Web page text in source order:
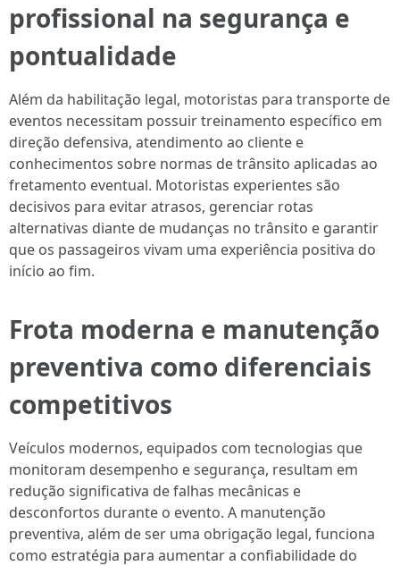
profissional na segurança e
pontualidade
Além da habilitação legal, motoristas para transporte de
eventos necessitam possuir treinamento específico em
direção defensiva, atendimento ao cliente e
conhecimentos sobre normas de trânsito aplicadas ao
fretamento eventual. Motoristas experientes são
decisivos para evitar atrasos, gerenciar rotas
alternativas diante de mudanças no trânsito e garantir
que os passageiros vivam uma experiência positiva do
início ao fim.
Frota moderna e manutenção
preventiva como diferenciais
competitivos
Veículos modernos, equipados com tecnologias que
monitoram desempenho e segurança, resultam em
redução significativa de falhas mecânicas e
desconfortos durante o evento. A manutenção
preventiva, além de ser uma obrigação legal, funciona
como estratégia para aumentar a confiabilidade do